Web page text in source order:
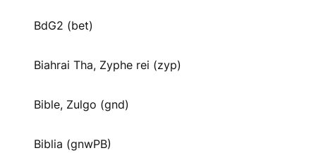
BdG2 (bet)
Biahrai Tha, Zyphe rei (zyp)
Bible, Zulgo (gnd)
Biblia (gnwPB)